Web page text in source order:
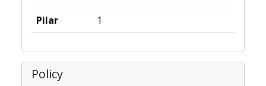
Pilar
1
Policy